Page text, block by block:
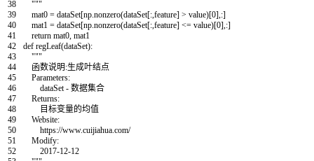
38
39
40
41
42
43
44
45
46
47
48
49
50
51
52
"""
mat0 = dataSet[np nonzero(dataSet[: feature] > value)[0] :]
mat1 = dataSet[np nonzero(dataSet[: feature] <= value)[0] :]
return mat0 mat1
def regLeaf(dataSet):
"""
函数说明:生成叶结点
Parameters:
dataSet - 数据集合
Returns:
目标变量的均值
Website:
https://www.cuijiahua.com/
Modify:
2017-12-12